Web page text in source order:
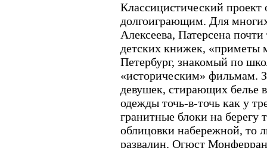
Классицистический проект
долгоиграющим. Для
Алексеева, Патерсена
детских книжек, «приметы
Петербург, знакомый по
«историческим» фильмам.
девушек, стирающих белье
одежды точь-в-точь как у
гранитные блоки на берегу
облицовки набережной, то
развалин. Огюст